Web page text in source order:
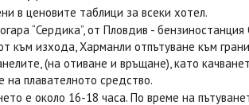
в ценовите таблици за всеки хотел.
“Сердика”, от Пловдив -
към изхода, Харманли отпътуване към
(на отиване и връщане), като
на плавателното средство.
е около 16-18 часа. По време на